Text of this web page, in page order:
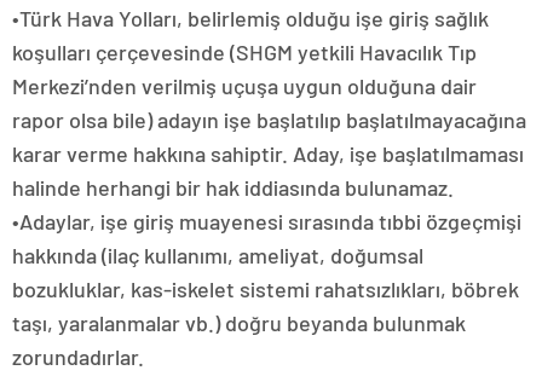
•Türk Hava Yolları, belirlemiş olduğu işe giriş sağlık
koşulları çerçevesinde (SHGM yetkili Havacılık Tıp
Merkezi’nden verilmiş uçuşa uygun olduğuna dair
rapor olsa bile) adayın işe başlatılıp başlatılmayacağına
karar verme hakkına sahiptir. Aday, işe başlatılmaması
halinde herhangi bir hak iddiasında bulunamaz.
•Adaylar, işe giriş muayenesi sırasında tıbbi özgeçmişi
hakkında (ilaç kullanımı, ameliyat, doğumsal
bozukluklar, kas-iskelet sistemi rahatsızlıkları, böbrek
taşı, yaralanmalar vb.) doğru beyanda bulunmak
zorundadırlar.